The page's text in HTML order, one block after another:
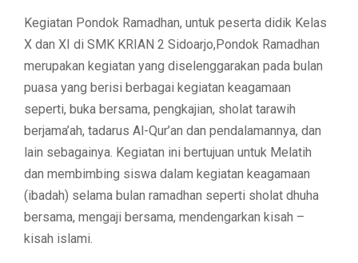
Kegiatan Pondok Ramadhan, untuk peserta didik Kelas
X dan XI di SMK KRIAN 2 Sidoarjo,Pondok Ramadhan
merupakan kegiatan yang diselenggarakan pada bulan
puasa yang berisi berbagai kegiatan keagamaan
seperti, buka bersama, pengkajian, sholat tarawih
berjama’ah, tadarus Al-Qur’an dan pendalamannya, dan
lain sebagainya. Kegiatan ini bertujuan untuk Melatih
dan membimbing siswa dalam kegiatan keagamaan
(ibadah) selama bulan ramadhan seperti sholat dhuha
bersama, mengaji bersama, mendengarkan kisah –
kisah islami.